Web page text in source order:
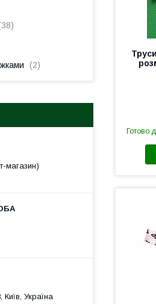
Готово
38
2
магазин)
Україна